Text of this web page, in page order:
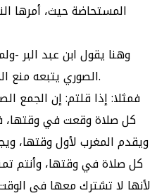
المستحاضة حيث، أمرها
وهنا يقول ابن عبد البر -
الصوري يتبعه منع الجمع الصوري في غير هذه الصور.
فمثلا: إذا قلتم: إن الجمع
كل صلاة وقعت في وقتها،
ويقدم المغرب لأول وقتها،
كل صلاة في وقتها، وأنتم
لأنها لا تشترك معها في